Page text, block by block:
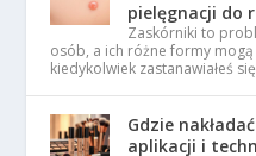
pielęgnacji do
Zaskórniki to
osób, a ich różne formy
kiedykolwiek zastanawiałeś
Gdzie
aplikacji i